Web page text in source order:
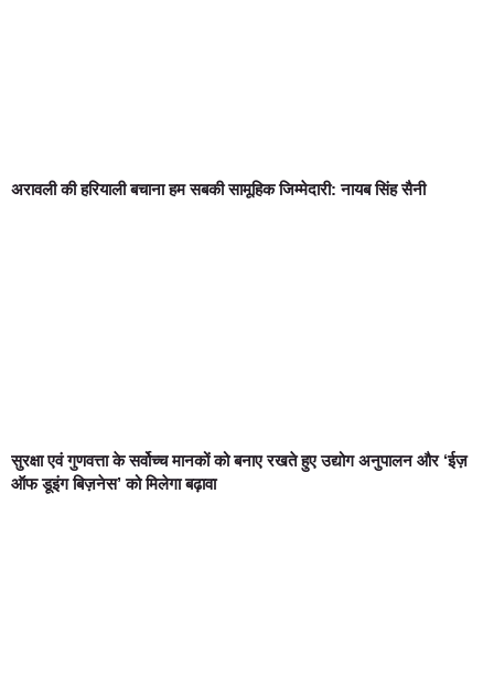
अरावली की हरियाली बचाना हम सबकी सामूहिक जिम्मेदारी: नायब सिंह सैनी
सुरक्षा एवं गुणवत्ता के सर्वोच्च मानकों को बनाए रखते हुए उद्योग अनुपालन और ‘ईज़
ऑफ डूइंग बिज़नेस’ को मिलेगा बढ़ावा